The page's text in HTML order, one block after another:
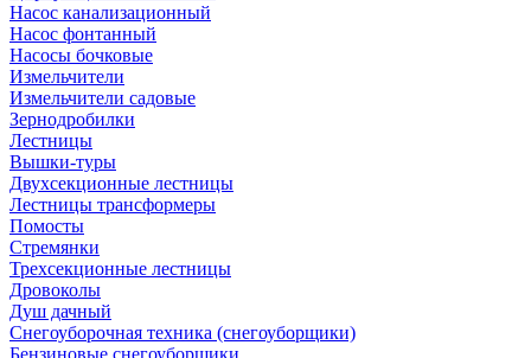
Насос канализационный
Насос фонтанный
Насосы бочковые
Измельчители
Измельчители садовые
Зернодробилки
Лестницы
Вышки-туры
Двухсекционные лестницы
Лестницы трансформеры
Помосты
Стремянки
Трехсекционные лестницы
Дровоколы
Душ дачный
Снегоуборочная техника (снегоуборщики)
Бензиновые снегоуборщики